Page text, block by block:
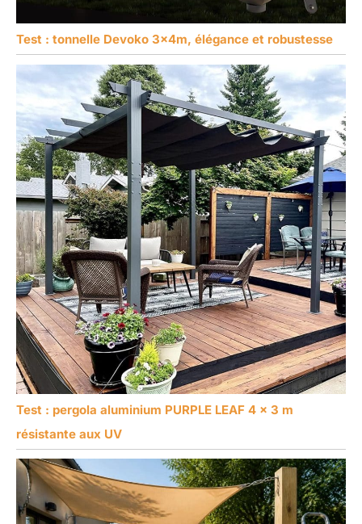
Test : tonnelle Devoko 3x4m, élégance et robustesse
Test : pergola aluminium PURPLE LEAF 4 x 3 m
résistante aux UV